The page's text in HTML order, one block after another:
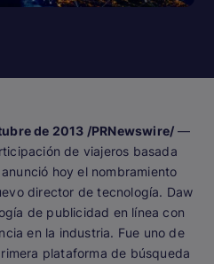
de 2013 /PRNewswire/ —
de viajeros basada
hoy el nombramiento
director de tecnología. Daw
de publicidad en línea con
en la industria. Fue uno de
plataforma de búsqueda